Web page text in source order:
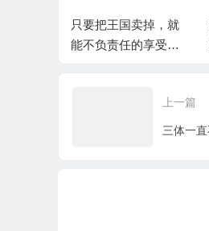
2017年我觉得最好看
的10部动画
上一篇